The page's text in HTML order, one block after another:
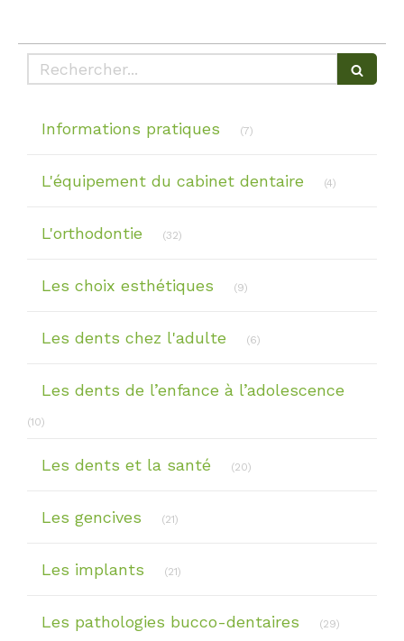
Rechercher
Informations pratiques (7)
L'équipement du cabinet dentaire (4)
L'orthodontie (32)
Les choix esthétiques (9)
Les dents chez l'adulte (6)
Les dents de l’enfance à l’adolescence
(10)
Les dents et la santé (20)
Les gencives (21)
Les implants (21)
Les pathologies bucco-dentaires (29)